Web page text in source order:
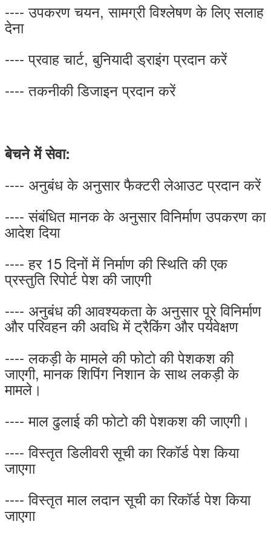
---- उपकरण चयन, सामग्री विश्लेषण के लिए सलाह
देना
---- प्रवाह चार्ट, बुनियादी ड्राइंग प्रदान करें
---- तकनीकी डिजाइन प्रदान करें
बेचने में सेवा:
---- अनुबंध के अनुसार फैक्टरी लेआउट प्रदान करें
---- संबंधित मानक के अनुसार विनिर्माण उपकरण का
आदेश दिया
---- हर 15 दिनों में निर्माण की स्थिति की एक
प्रस्तुति रिपोर्ट पेश की जाएगी
---- अनुबंध की आवश्यकता के अनुसार पूरे विनिर्माण
और परिवहन की अवधि में ट्रैकिंग और पर्यवेक्षण
---- लकड़ी के मामले की फोटो की पेशकश की
जाएगी, मानक शिपिंग निशान के साथ लकड़ी के
मामले।
---- माल ढुलाई की फोटो की पेशकश की जाएगी।
---- विस्तृत डिलीवरी सूची का रिकॉर्ड पेश किया
जाएगा
---- विस्तृत माल लदान सूची का रिकॉर्ड पेश किया
जाएगा